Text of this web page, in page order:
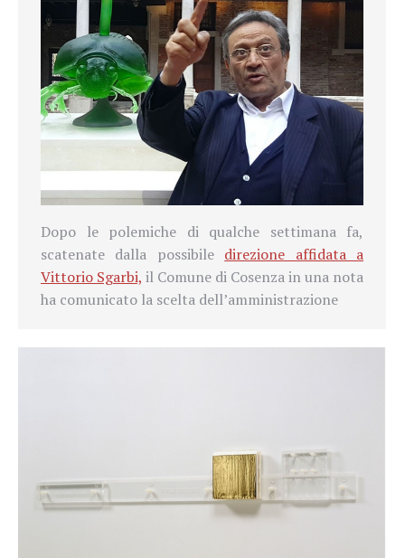
Dopo le polemiche di qualche settimana fa,
scatenate dalla possibile direzione affidata a
Vittorio Sgarbi, il Comune di Cosenza in una nota
ha comunicato la scelta dell’amministrazione